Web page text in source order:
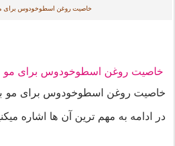
خاصیت روغن اسطوخودوس برای
خاصیت روغن اسطوخودوس برای مو
خاصیت روغن اسطوخودوس برای مو
در ادامه به مهم ترین آن ها اشاره